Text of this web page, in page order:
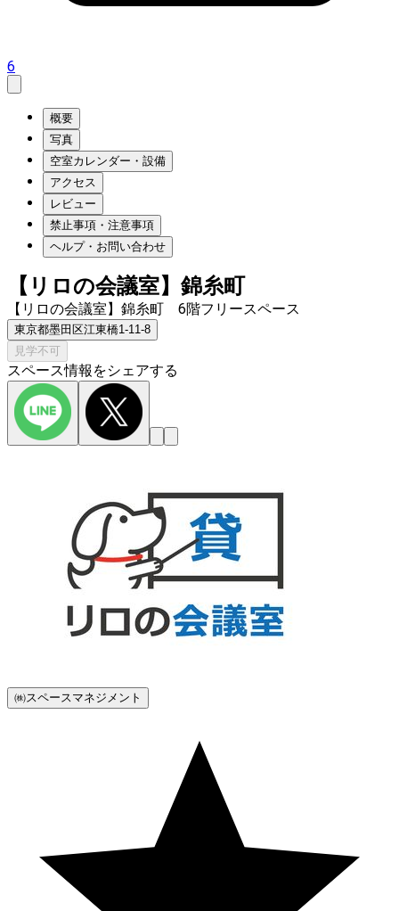
6
概要
写真
空室カレンダー・設備
アクセス
レビュー
禁止事項・注意事項
ヘルプ・お問い合わせ
【リロの会議室】錦糸町
【リロの会議室】錦糸町 6階フリースペース
東京都墨田区江東橋1-11-8
見学不可
スペース情報をシェアする
㈱スペースマネジメント